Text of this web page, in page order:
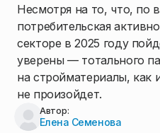
Несмотря на то, что, по
потребительская
секторе в 2025 году
уверены — тотального
на стройматериалы, как
не произойдет.
Автор:
Елена Семенова